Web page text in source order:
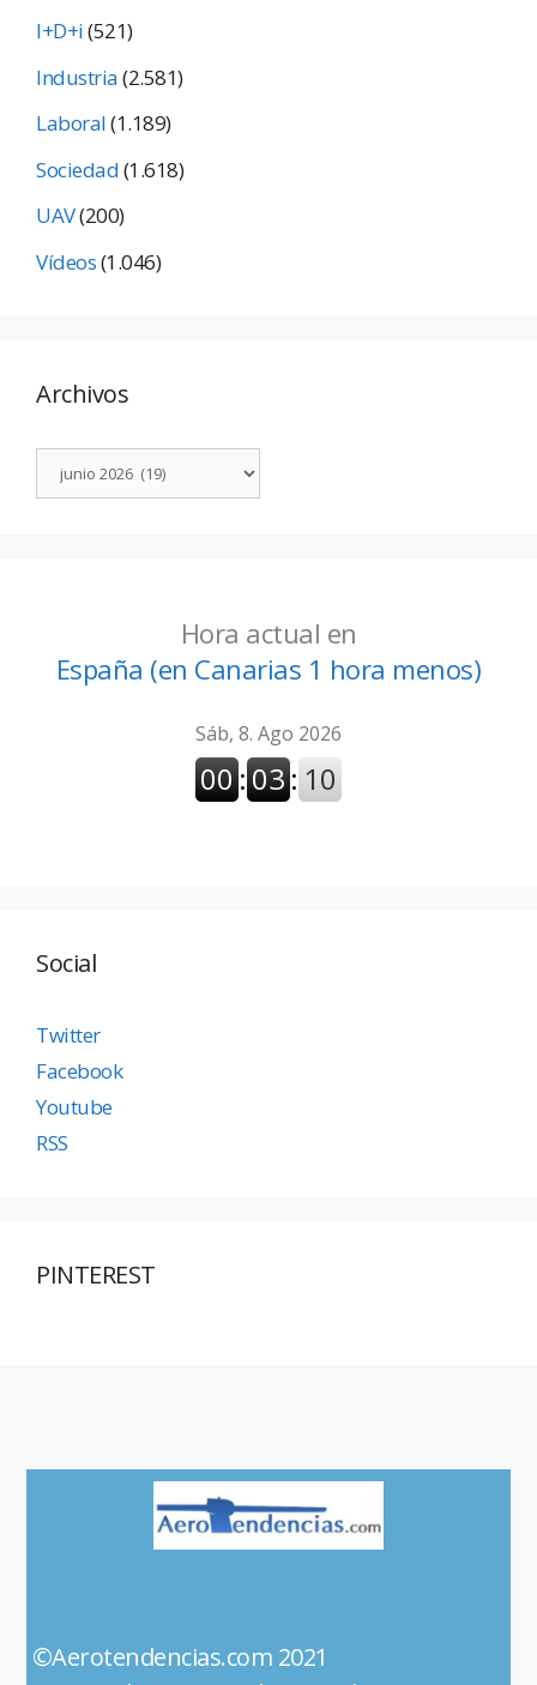
I+D+i(521)
Industria(2.581)
Laboral(1.189)
Sociedad(1.618)
UAV(200)
Vídeos(1.046)
Archivos
Hora actual en
España (en Canarias 1 hora menos)
Social
Twitter
Facebook
Youtube
RSS
PINTEREST
©Aerotendencias.com 2021